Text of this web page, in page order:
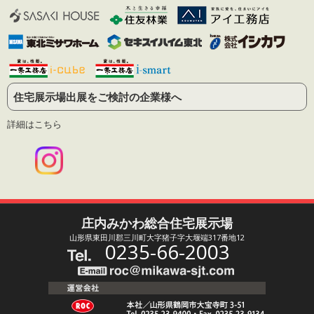
住宅展示場出展をご検討の企業様へ
詳細はこちら
庄内みかわ総合住宅展示場
山形県東田川郡三川町大字猪子字大堰端317番地12
0235-66-2003